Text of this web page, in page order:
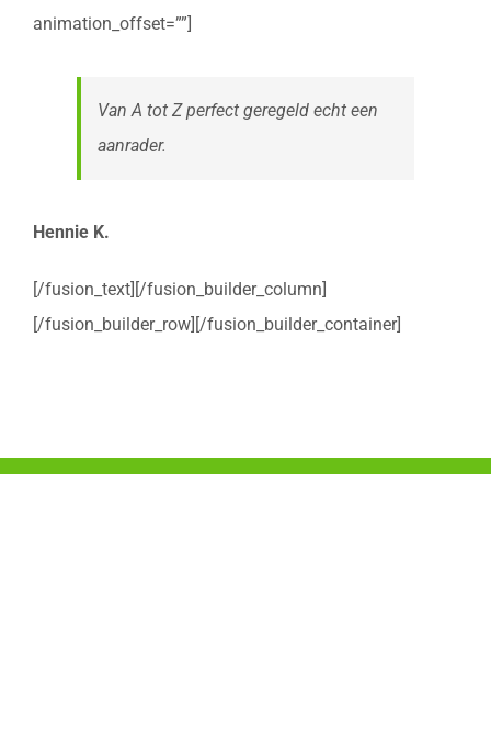
animation_offset=””]
Van A tot Z perfect geregeld echt een
aanrader.
Hennie K.
[/fusion_text][/fusion_builder_column]
[/fusion_builder_row][/fusion_builder_container]